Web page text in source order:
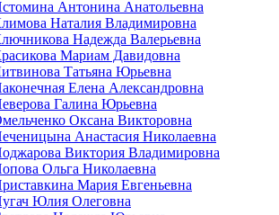
Антонина Анатольевна
Наталия Владимировна
Надежда Валерьевна
Мариам Давидовна
Татьяна Юрьевна
Елена Александровна
Галина Юрьевна
Оксана Викторовна
Анастасия Николаевна
Виктория Владимировна
Ольга Николаевна
Мария Евгеньевна
Юлия Олеговна